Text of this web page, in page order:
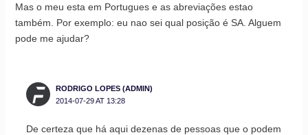
Mas o meu esta em Portugues e as abreviações estao
também. Por exemplo: eu nao sei qual posição é SA. Alguem
pode me ajudar?
RODRIGO LOPES (ADMIN)
2014-07-29 AT 13:28
De certeza que há aqui dezenas de pessoas que o podem